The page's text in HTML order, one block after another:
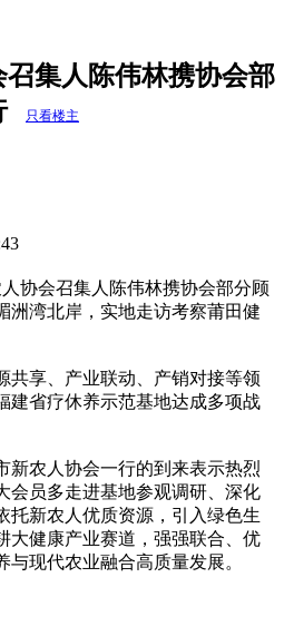
集人陈伟林携协会部
只看楼主
协会召集人陈伟林携协会部分顾
洲湾北岸，实地走访考察莆田健
共享、产业联动、产销对接等领
建省疗休养示范基地达成多项战
新农人协会一行的到来表示热烈
会员多走进基地参观调研、深化
托新农人优质资源，引入绿色生
大健康产业赛道，强强联合、优
与现代农业融合高质量发展。